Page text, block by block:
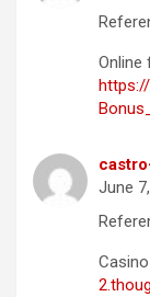
Online
June